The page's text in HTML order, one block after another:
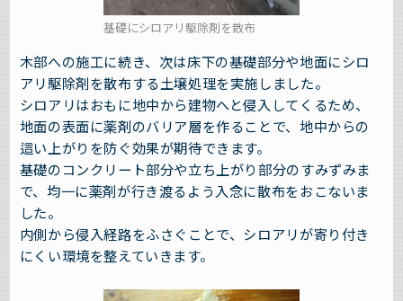
基礎にシロアリ駆除剤を散布
木部への施工に続き、次は床下の基礎部分や地面にシロ
アリ駆除剤を散布する土壌処理を実施しました。
シロアリはおもに地中から建物へと侵入してくるため、
地面の表面に薬剤のバリア層を作ることで、地中からの
這い上がりを防ぐ効果が期待できます。
基礎のコンクリート部分や立ち上がり部分のすみずみま
で、均一に薬剤が行き渡るよう入念に散布をおこないま
した。
内側から侵入経路をふさぐことで、シロアリが寄り付き
にくい環境を整えていきます。